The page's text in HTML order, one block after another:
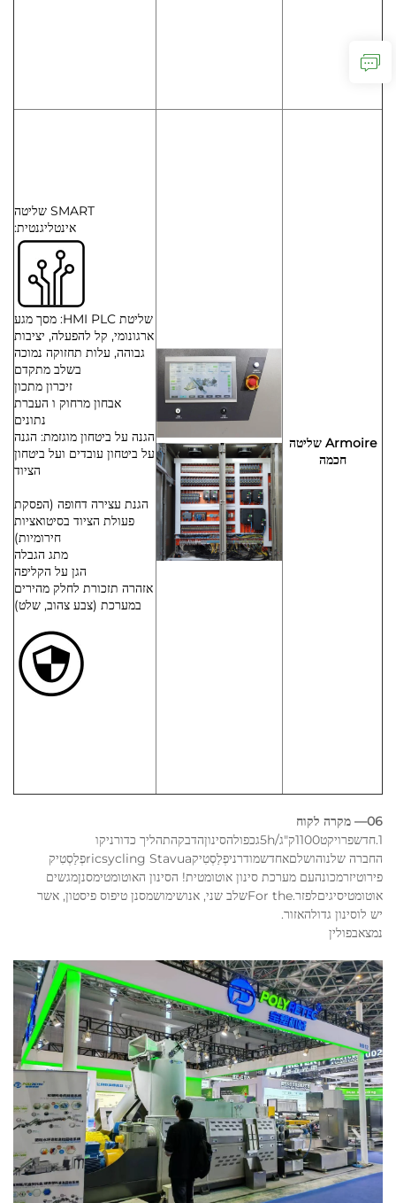
Armoire שליטה
חכמה
SMART שליטה
אינטליגנטית:
שליטת HMI PLC: מסך מגע
ארגונומי, קל להפעלה, יציבות
גבוהה, עלות תחזוקה נמוכה
בשלב מתקדם
זיכרון מתכון
אבחון מרחוק ו העברת
נתונים
הגנה על ביטחון מוגזמת: הגנה
על ביטחון עובדים ועל ביטחון
הציוד
הגנת עצירה דחופה (הפסקת
פעולת הציוד בסיטואציות
חירומיות)
מתג הגבלה
הגן על הקליפה
אזהרה תזכורת לחלק מהירים
במערכת (צבע צהוב, שלט)
06— מקרה לקוח
1.חדשפרויקט1100ק"ג/
h
5גכפולהסינוןהדבקהתהליך כדורניקו
החברה שלנוהושלםאחדשמודרניפְלַסְטִיקricsycling Stavuaפְלַסְטִיק
פירוטיזרמכונהעם מערכת סינון אוטומטית! הסינון האוטומטימסנןמגשים
אוטומטיסיגיםלפזר.For the שלב שני, אנושימושמסנן טיפוס פיסטון, אשר
יש לוסינון גדולהאזור.
נמצאבפולין